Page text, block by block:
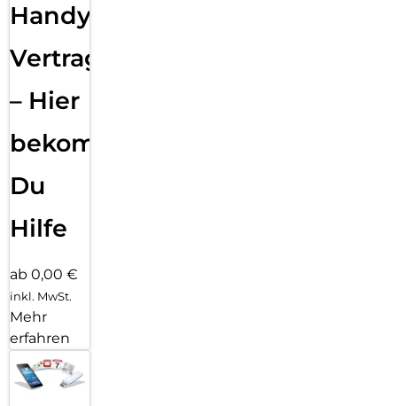
Handy
Vertragsabwicklung
– Hier
bekommst
Du
Hilfe
ab 0,00 €
inkl. MwSt.
Mehr
erfahren